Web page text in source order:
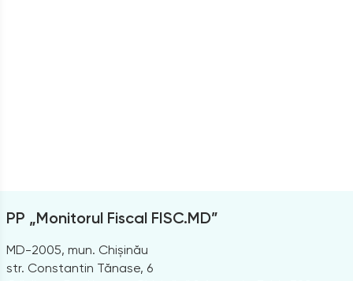
PP „Monitorul Fiscal FISC.MD”
MD-2005, mun. Chișinău
str. Constantin Tănase, 6